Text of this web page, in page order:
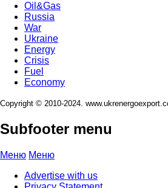
Oil&Gas
Russia
War
Ukraine
Energy
Crisis
Fuel
Economy
Copyright © 2010-2024.
Subfooter menu
Меню Меню
Advertise with us